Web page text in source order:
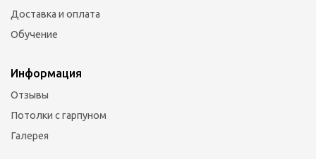
Доставка и оплата
Обучение
Информация
Отзывы
Потолки с гарпуном
Галерея